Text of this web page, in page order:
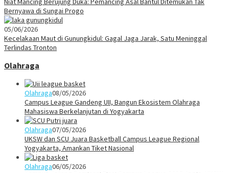
Bernyawa di Sungai Progo
05/06/2026
Kecelakaan Maut di Gunungkidul: Gagal Jaga Jarak, Satu Meninggal
Terlindas Tronton
Olahraga
Olahraga08/05/2026
Campus League Gandeng UII, Bangun Ekosistem Olahraga
Mahasiswa Berkelanjutan di Yogyakarta
Olahraga07/05/2026
UKSW dan SCU Juara Basketball Campus League Regional
Yogyakarta, Amankan Tiket Nasional
Olahraga06/05/2026